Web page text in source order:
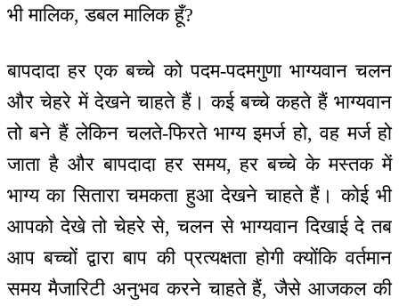
भी मालिक, डबल मालिक हूँ?
बापदादा हर एक बच्चे को पदम-पदमगुणा भाग्यवान चलन
और चेहरे में देखने चाहते हैं। कई बच्चे कहते हैं भाग्यवान
तो बने हैं लेकिन चलते-फिरते भाग्य इमर्ज हो, वह मर्ज हो
जाता है और बापदादा हर समय, हर बच्चे के मस्तक में
भाग्य का सितारा चमकता हुआ देखने चाहते हैं। कोई भी
आपको देखे तो चेहरे से, चलन से भाग्यवान दिखाई दे तब
आप बच्चों द्वारा बाप की प्रत्यक्षता होगी क्योंकि वर्तमान
समय मैजारिटी अनुभव करने चाहते हैं, जैसे आजकल की